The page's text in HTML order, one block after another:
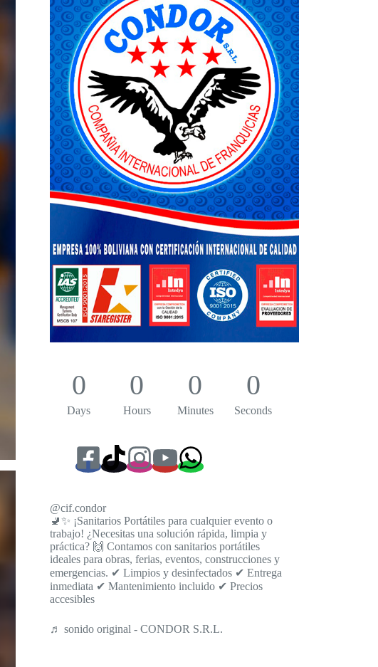
0
Days
0
Hours
0
Minutes
0
Seconds
@cif.condor
🚽✨ ¡Sanitarios Portátiles para cualquier evento o
trabajo! ¿Necesitas una solución rápida, limpia y
práctica? 🙌 Contamos con sanitarios portátiles
ideales para obras, ferias, eventos, construcciones y
emergencias. ✔ Limpios y desinfectados ✔ Entrega
inmediata ✔ Mantenimiento incluido ✔ Precios
accesibles
♬ sonido original - CONDOR S.R.L.